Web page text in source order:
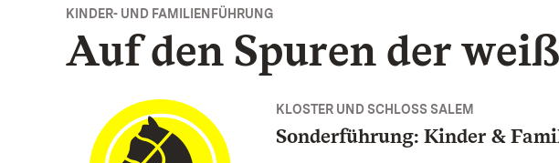
KINDER- UND FAMILIENFÜHRUNG
Auf den Spuren der
KLOSTER UND SCHLOSS SALEM
Sonderführung: Kinder &